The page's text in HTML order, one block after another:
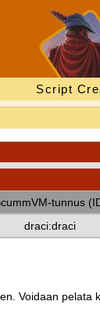
Script
tunnus
draci:draci
Voidaan pelata